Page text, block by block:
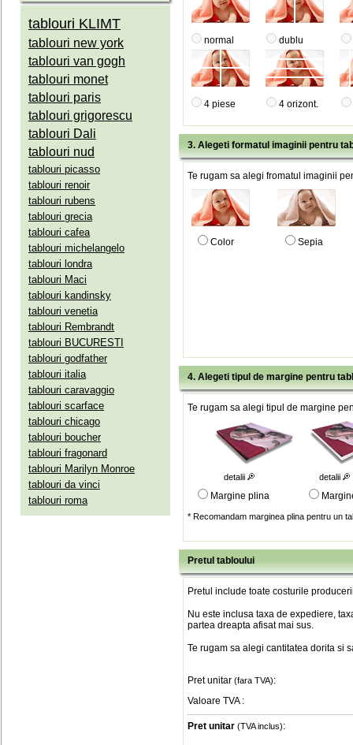
tablouri KLIMT
tablouri new york
tablouri van gogh
tablouri monet
tablouri paris
tablouri grigorescu
tablouri Dali
tablouri nud
tablouri picasso
tablouri renoir
tablouri rubens
tablouri grecia
tablouri cafea
tablouri michelangelo
tablouri londra
tablouri Maci
tablouri kandinsky
tablouri venetia
tablouri Rembrandt
tablouri BUCURESTI
tablouri godfather
tablouri italia
tablouri caravaggio
tablouri scarface
tablouri chicago
tablouri boucher
tablouri fragonard
tablouri Marilyn Monroe
tablouri da vinci
tablouri roma
normal dublu
4 piese 4 orizont.
3. Alegeti formatul imaginii pentru
Te rugam sa alegi fromatul imaginii
Color Sepia
4. Alegeti tipul de margine pentru
Te rugam sa alegi tipul de margine
detalii detalii
Margine plina
* Recomandam marginea plina pentru un
Pretul tabloului
Pretul include toate costurile
Nu este inclusa taxa de expediere,
partea dreapta afisat mai sus.
Te rugam sa alegi cantitatea dorita si
Pret unitar (fara TVA):
Valoare TVA :
Pret unitar (TVA inclus):